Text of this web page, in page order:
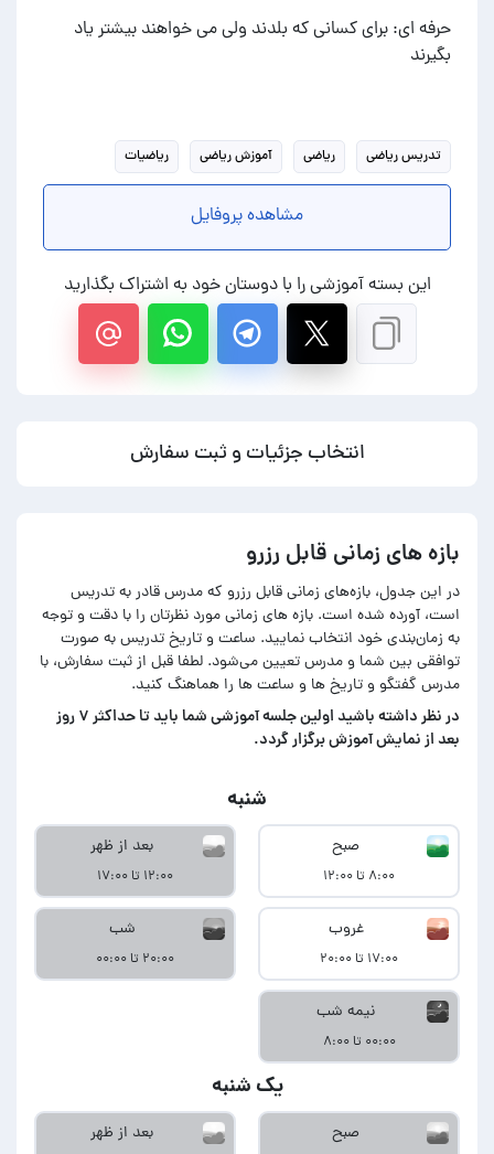
حرفه ای: برای کسانی که بلدند ولی می خواهند بیشتر یاد
بگیرند
تدریس ریاضی ریاضی آموزش ریاضی ریاضیات
مشاهده پروفایل
این بسته آموزشی را با دوستان خود به اشتراک بگذارید
انتخاب جزئیات و ثبت سفارش
بازه های زمانی قابل رزرو
در این جدول، بازه‌های زمانی قابل رزرو که مدرس قادر به تدریس
است، آورده شده است. بازه های زمانی مورد نظرتان را با دقت و توجه
به زمان‌بندی خود انتخاب نمایید. ساعت و تاریخ تدریس به صورت
توافقی بین شما و مدرس تعیین می‌شود. لطفا قبل از ثبت سفارش، با
مدرس گفتگو و تاریخ ها و ساعت ها را هماهنگ کنید.
در‌ نظر داشته باشید اولین جلسه آموزشی شما باید تا حداکثر ۷ روز
بعد از نمایش آموزش برگزار گردد.
شنبه
صبح
۸:۰۰ تا ۱۲:۰۰
بعد از ظهر
۱۲:۰۰ تا ۱۷:۰۰
غروب
۱۷:۰۰ تا ۲۰:۰۰
شب
۲۰:۰۰ تا ۰۰:۰۰
نیمه شب
۰۰:۰۰ تا ۸:۰۰
یک شنبه
صبح بعد از ظهر